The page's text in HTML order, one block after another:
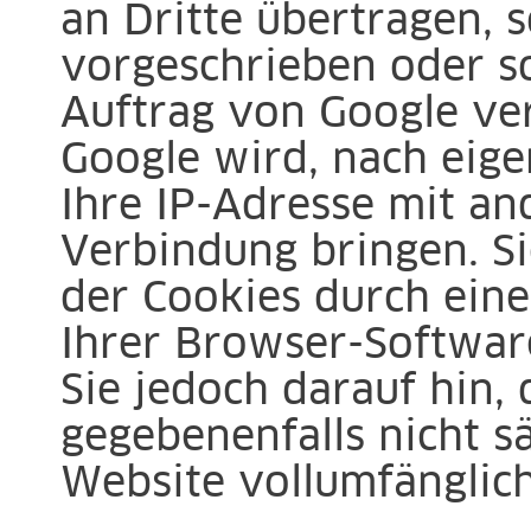
an Dritte übertragen,
vorgeschrieben oder
Auftrag von Google
Google wird, nach
Ihre IP-Adresse mit
Verbindung bringen.
der Cookies durch
Ihrer Browser-
Sie jedoch darauf hin,
gegebenenfalls nicht
Website